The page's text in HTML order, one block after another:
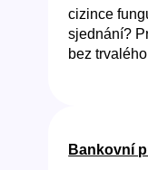
cizince
sjednání?
bez
Bankovní